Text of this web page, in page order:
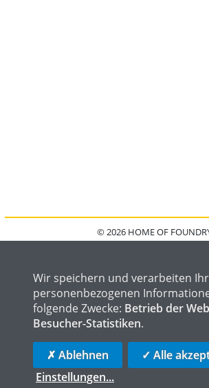
© 2026 HOME OF
HOME OF WELDING
HOME OF LOGISTICS
Wir speichern und verarbeiten
personenbezogenen
folgende Zwecke: Betrieb der
Besucher-Statistiken.
✗ Ablehnen
✓ Alle
Einstellungen...